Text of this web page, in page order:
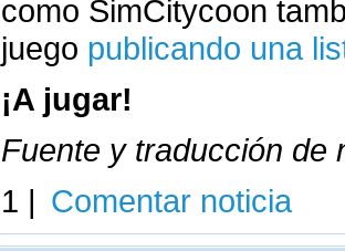
como SimCitycoon
juego publicando una
¡A jugar!
Fuente y traducción de
1 | Comentar noticia